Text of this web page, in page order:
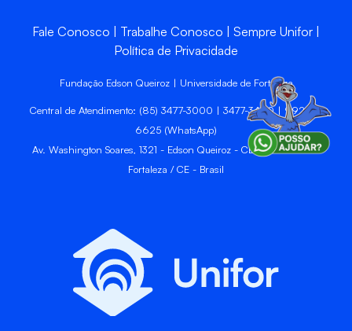
Fale Conosco Trabalhe Conosco
Sempre Unifor
Política de Privacidade
Fundação Edson Queiroz | Universidade de Fortaleza
Central de Atendimento: (85) 3477-3000 | 3477-3400 | 99246-
6625 (WhatsApp)
Av. Washington Soares, 1321 - Edson Queiroz - CEP 60811-905 -
Fortaleza / CE - Brasil